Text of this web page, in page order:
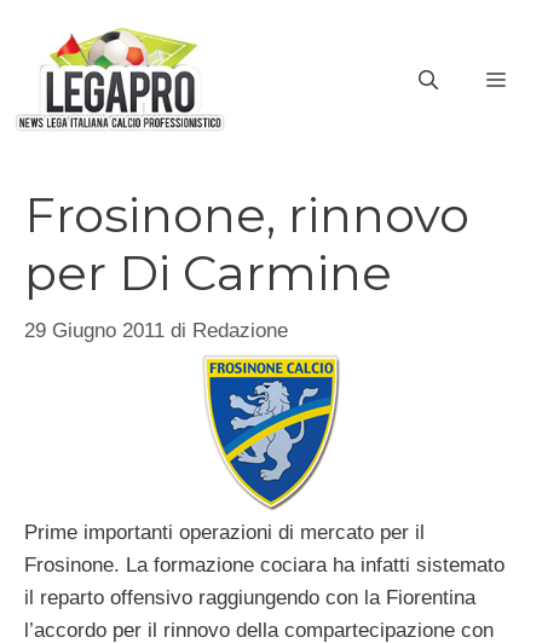
contenuto
Frosinone, rinnovo
per Di Carmine
29 Giugno 2011 di Redazione
Prime importanti operazioni di mercato per il
Frosinone. La formazione cociara ha infatti sistemato
il reparto offensivo raggiungendo con la Fiorentina
l’accordo per il rinnovo della compartecipazione con